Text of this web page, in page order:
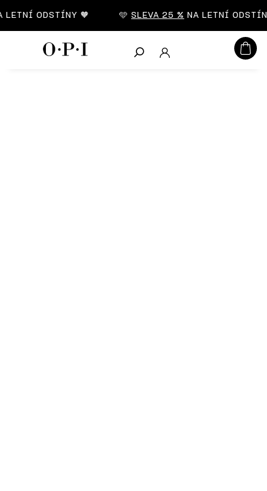
ODSTÍNY 🧡 🩵SLEVA 25 %NA LETNÍ
CZK
Hledat